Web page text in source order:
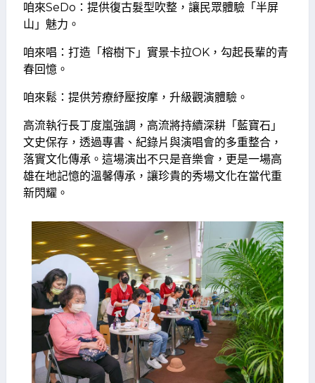
咱來SeDo：提供復古髮型吹整，讓民眾體驗「半屏
山」魅力。
咱來唱：打造「榕樹下」實景卡拉OK，勾起長輩的青
春回憶。
咱來鬆：提供芳療紓壓按摩，升級觀演體驗。
高流執行長丁度嵐強調，高流將持續深耕「藍寶石」
文史保存，透過專書、紀錄片與演唱會的多重整合，
落實文化傳承。這場演出不只是音樂會，更是一場高
雄在地記憶的溫馨傳承，讓珍貴的秀場文化在當代重
新閃耀。